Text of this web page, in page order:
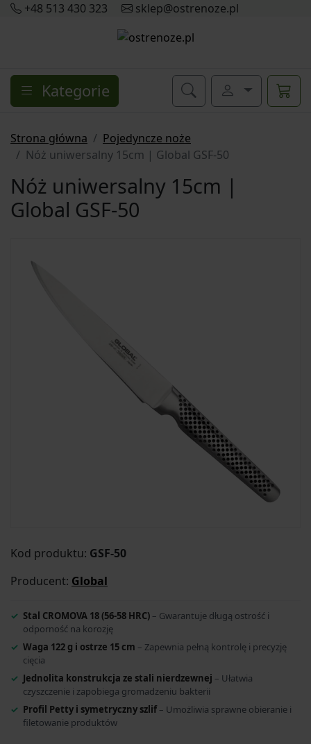
+48 513 430 323 sklep@ostrenoze.pl
Kategorie
Strona główna
Pojedyncze noże
Nóż uniwersalny 15cm | Global GSF-50
Nóż uniwersalny 15cm |
Global GSF-50
Kod produktu: GSF-50
Producent: Global
Stal CROMOVA 18 (56-58 HRC) – Gwarantuje długą ostrość i
odporność na korozję
Waga 122 g i ostrze 15 cm – Zapewnia pełną kontrolę i precyzję
cięcia
Jednolita konstrukcja ze stali nierdzewnej – Ułatwia
czyszczenie i zapobiega gromadzeniu bakterii
Profil Petty i symetryczny szlif – Umożliwia sprawne obieranie i
filetowanie produktów